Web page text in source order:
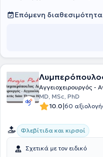
Επόμενη διαθεσιμότητα
Αγγειοχειρουργός -
MD, MSc, PhD
10.0|60
Φλεβίτιδα και κιρσοί
Σχετικά με τον ειδικό